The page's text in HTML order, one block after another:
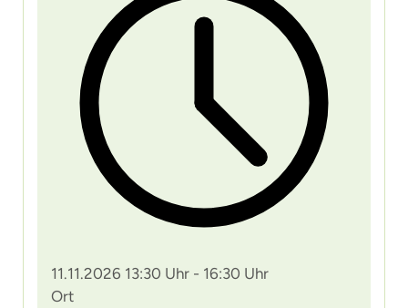
11.11.2026 13:30 Uhr - 16:30 Uhr
Ort